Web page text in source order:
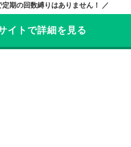
期の回数縛りはありません！ ／
イトで詳細を見る